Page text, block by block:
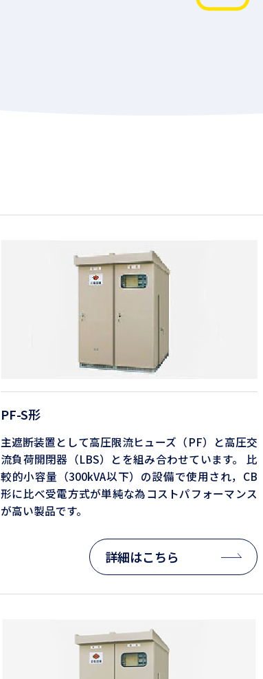
PF-S形
主遮断装置として高圧限流ヒューズ（PF）と高圧交
流負荷開閉器（LBS）とを組み合わせています。 比
較的小容量（300kVA以下）の設備で使用され，CB
形に比べ受電方式が単純な為コストパフォーマンス
が高い製品です。
詳細はこちら